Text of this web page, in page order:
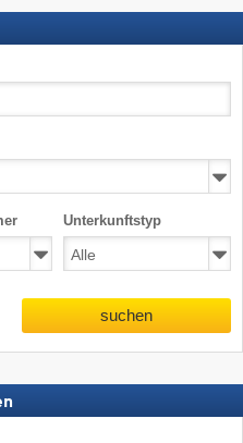
Unterkunftstyp
suchen